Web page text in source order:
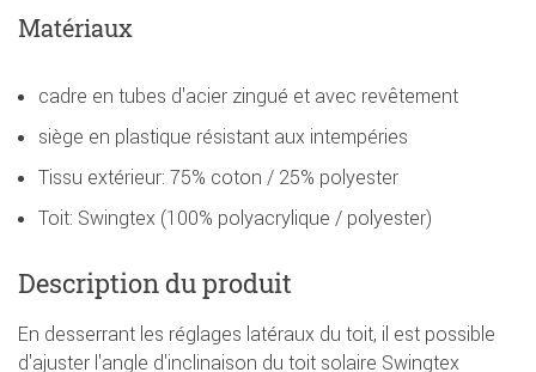
Matériaux
cadre en tubes d'acier zingué et avec revêtement
siège en plastique résistant aux intempéries
Tissu extérieur: 75% coton / 25% polyester
Toit: Swingtex (100% polyacrylique / polyester)
Description du produit
En desserrant les réglages latéraux du toit, il est possible
d'ajuster l'angle d'inclinaison du toit solaire Swingtex